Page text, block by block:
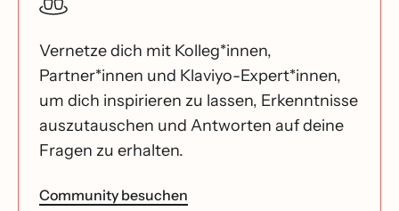
Vernetze dich mit Kolleg*innen,
Partner*innen und Klaviyo-Expert*innen,
um dich inspirieren zu lassen, Erkenntnisse
auszutauschen und Antworten auf deine
Fragen zu erhalten.
Community besuchen